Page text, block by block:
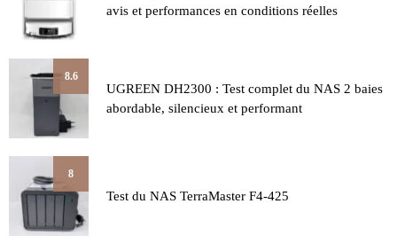
avis et performances en conditions réelles
8.6
UGREEN DH2300 : Test complet du NAS 2 baies
abordable, silencieux et performant
8
Test du NAS TerraMaster F4-425